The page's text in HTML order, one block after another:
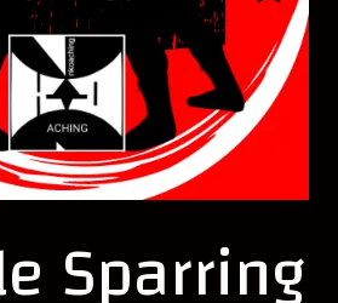
Sparring